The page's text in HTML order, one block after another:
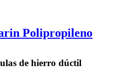
Polipropileno
de hierro dúctil